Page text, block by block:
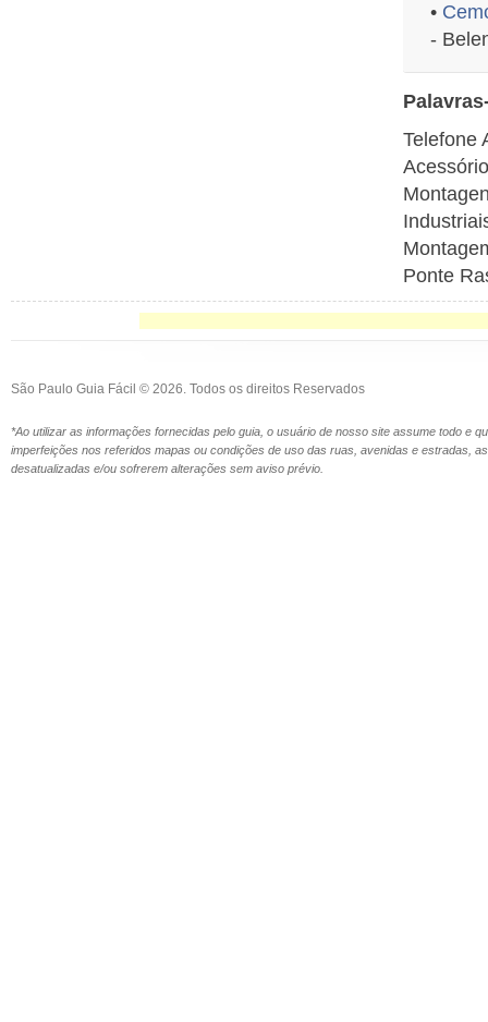
•
-
Telefone
Ponte
São Paulo Guia Fácil © 2026. Todos os direitos Reservados
*Ao utilizar as informações fornecidas pelo guia, o usuário de nosso site assume todo e
imperfeições nos referidos mapas ou condições de uso das ruas, avenidas e estradas,
desatualizadas e/ou sofrerem alterações sem aviso prévio.